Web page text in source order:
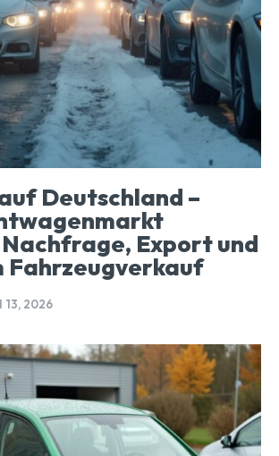
Deutschland –
Export und
Fahrzeugverkauf
13, 2026